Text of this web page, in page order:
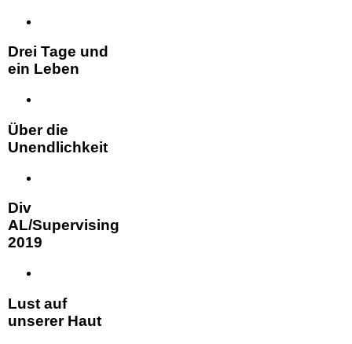
Drei Tage und
ein Leben
Über die
Unendlichkeit
Div
AL/Supervising
2019
Lust auf
unserer Haut